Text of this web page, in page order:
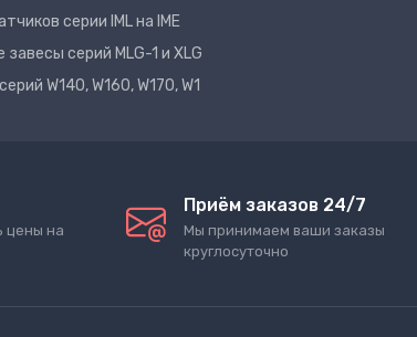
серии IML на IME
серий MLG-1 и XLG
W140, W160, W170, W1
цены на
Приём заказов 24/7
Мы принимаем ваши заказы
круглосуточно